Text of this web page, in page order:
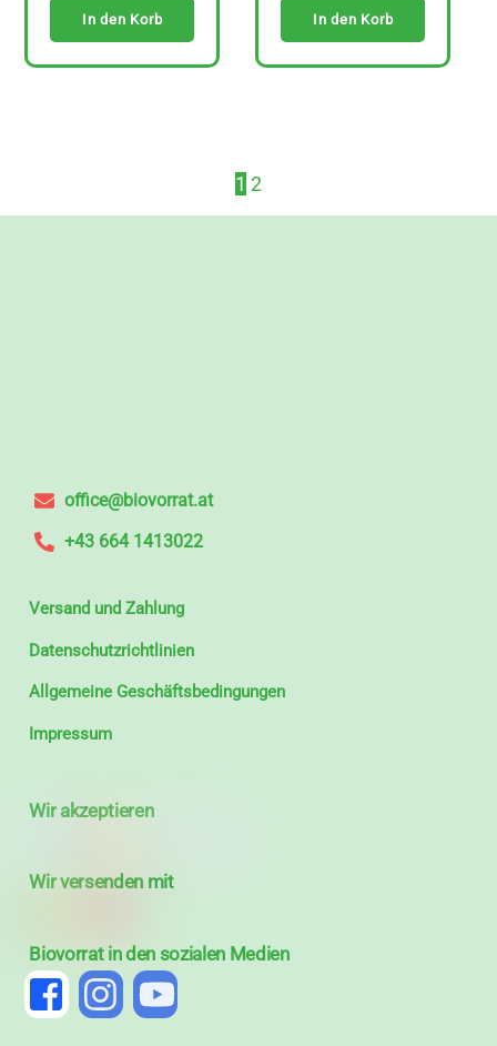
In den Korb In den Korb
1 2
office@biovorrat.at
+43 664 1413022
Versand und Zahlung
Datenschutzrichtlinien
Allgemeine Geschäftsbedingungen
Impressum
Wir akzeptieren
Wir versenden mit
Biovorrat in den sozialen Medien